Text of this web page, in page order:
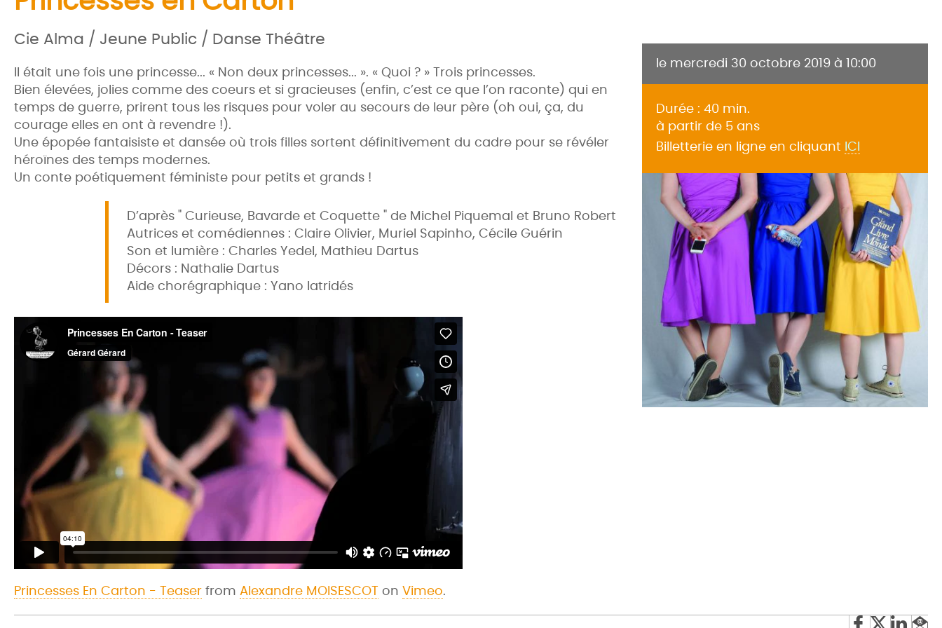
le mercredi 30 octobre 2019 à 10:00
Durée : 40 min.
à partir de 5 ans
Billetterie en ligne en cliquant ICI
Cie Alma / Jeune Public / Danse Théâtre
Il était une fois une princesse... « Non deux princesses... ». « Quoi ? » Trois princesses.
Bien élevées, jolies comme des coeurs et si gracieuses (enfin, c’est ce que l’on raconte) qui en
temps de guerre, prirent tous les risques pour voler au secours de leur père (oh oui, ça, du
courage elles en ont à revendre !).
Une épopée fantaisiste et dansée où trois filles sortent définitivement du cadre pour se révéler
héroïnes des temps modernes.
Un conte poétiquement féministe pour petits et grands !
D’après " Curieuse, Bavarde et Coquette " de Michel Piquemal et Bruno Robert
Autrices et comédiennes : Claire Olivier, Muriel Sapinho, Cécile Guérin
Son et lumière : Charles Yedel, Mathieu Dartus
Décors : Nathalie Dartus
Aide chorégraphique : Yano Iatridés
Princesses En Carton - Teaser from Alexandre MOISESCOT on Vimeo.